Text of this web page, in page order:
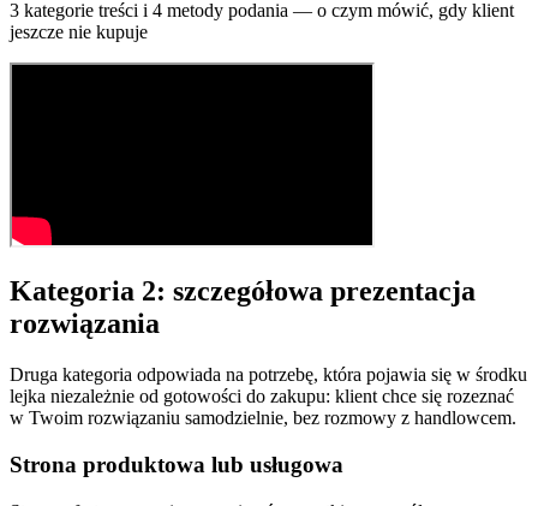
3 kategorie treści i 4 metody podania — o czym mówić, gdy klient
jeszcze nie kupuje
Kategoria 2: szczegółowa prezentacja
rozwiązania
Druga kategoria odpowiada na potrzebę, która pojawia się w środku
lejka niezależnie od gotowości do zakupu: klient chce się rozeznać
w Twoim rozwiązaniu samodzielnie, bez rozmowy z handlowcem.
Strona produktowa lub usługowa